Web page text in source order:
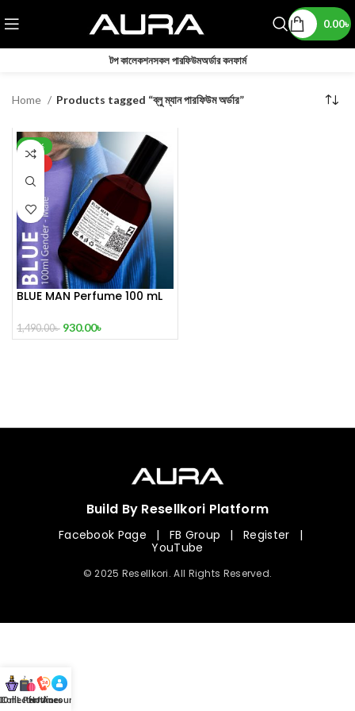
0.00৳
টপ কালেকশনসকল পারফিউমঅর্ডার কনফার্ম
Home Products tagged “ব্লু ম্যান পারফিউম অর্ডার”
-38%
BLUE MAN Perfume 100 mL
1,490.00৳ 930.00৳
Build By Resellkori Platform
Facebook Page | FB Group | Register
|
YouTube
© 2025 Resellkori. All Rights Reserved.
mL Perfumes
Hotline
Account